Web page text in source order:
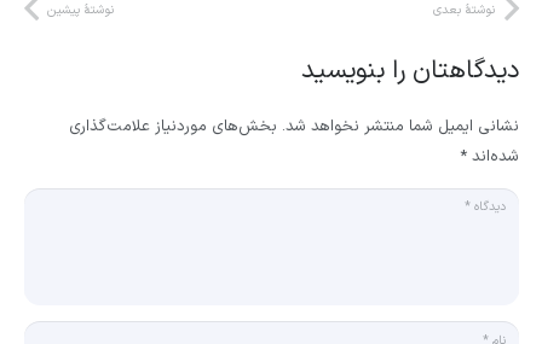
نوشتهٔ پیشین نوشتهٔ بعدی
دیدگاهتان را بنویسید
نشانی ایمیل شما منتشر نخواهد شد. بخش‌های موردنیاز علامت‌گذاری
شده‌اند*